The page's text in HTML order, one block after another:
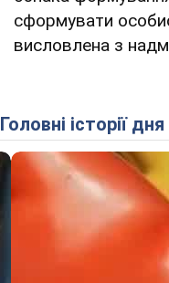
сформувати
висловлена ​​з
Головні історії дня